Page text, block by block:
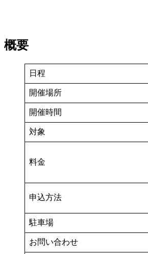
概要
日程
開催場所
開催時間
対象
料金
申込方法
駐車場
お問い合わせ